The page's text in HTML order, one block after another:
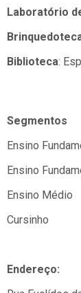
Laboratório
Biblioteca:
Segmentos
Ensino
Ensino
Ensino Médio
Cursinho
Endereço: